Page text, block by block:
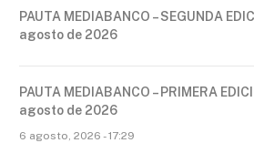
PAUTA MEDIABANCO – SEGUNDA
agosto de 2026
PAUTA MEDIABANCO – PRIMERA
agosto de 2026
6 agosto, 2026 - 17:29